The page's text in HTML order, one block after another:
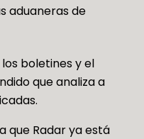
aduaneras de
boletines y el
que analiza a
que Radar ya está